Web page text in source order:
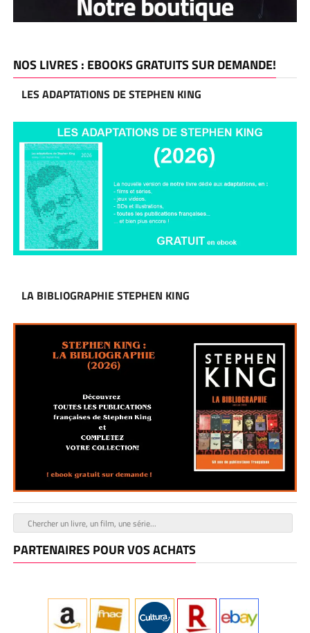
NOS LIVRES : EBOOKS GRATUITS SUR DEMANDE!
LES ADAPTATIONS DE STEPHEN KING
LA BIBLIOGRAPHIE STEPHEN KING
PARTENAIRES POUR VOS ACHATS